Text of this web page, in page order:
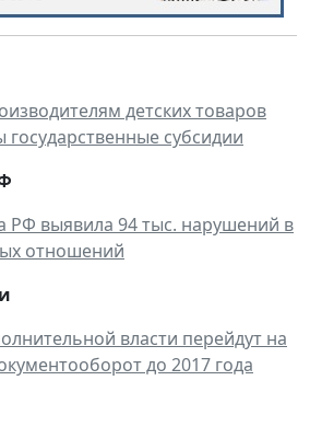
детских товаров
государственные субсидии
РФ выявила 94 тыс. нарушений в
отношений
власти перейдут на
до 2017 года